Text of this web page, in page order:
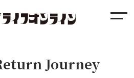
メ
Journey